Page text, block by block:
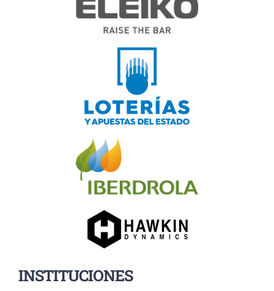
INSTITUCIONES